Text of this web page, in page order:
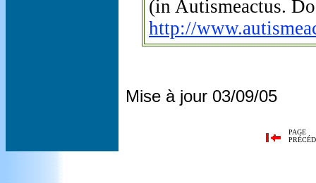
(in Autismeactus.
http://
Mise à jour 03/09/05
PAGE